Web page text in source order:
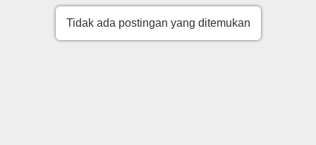
Tidak ada postingan yang ditemukan